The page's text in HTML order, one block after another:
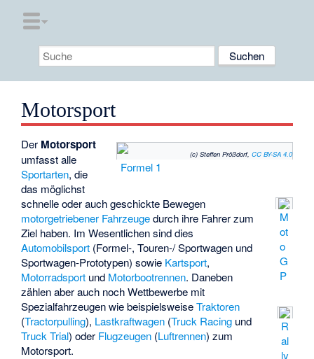
Motorsport
(c) Steffen Prößdorf, CC BY-SA 4.0
Formel 1
M
ot
o
G
P
R
al
ly
Der Motorsport
umfasst alle
Sportarten, die
das möglichst
schnelle oder auch geschickte Bewegen
motorgetriebener Fahrzeugedurch ihre Fahrer zum
Ziel haben. Im Wesentlichen sind dies
Automobilsport (Formel-, Touren-/ Sportwagen und
Sportwagen-Prototypen) sowie Kartsport,
Motorradsport und Motorbootrennen. Daneben
zählen aber auch noch Wettbewerbe mit
Spezialfahrzeugen wie beispielsweiseTraktoren
(Tractorpulling), Lastkraftwagen (Truck Racing und
Truck Trial) oder Flugzeugen (Luftrennen) zum
Motorsport.